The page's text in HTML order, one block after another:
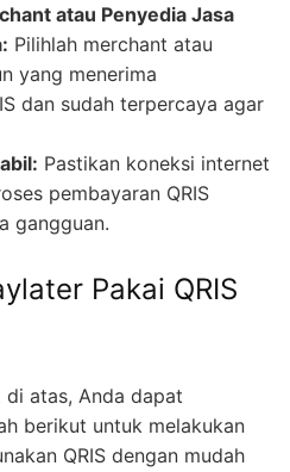
atau Penyedia Jasa
Pilihlah merchant atau
yang menerima
dan sudah terpercaya agar
Pastikan koneksi internet
pembayaran QRIS
gangguan.
Pakai QRIS
di atas, Anda dapat
berikut untuk melakukan
QRIS dengan mudah